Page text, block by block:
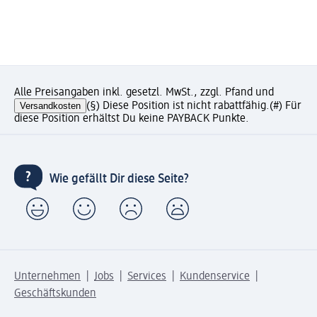
Alle Preisangaben inkl. gesetzl. MwSt., zzgl. Pfand und
Versandkosten (§) Diese Position ist nicht rabattfähig.(#) Für
diese Position erhältst Du keine PAYBACK Punkte.
Wie gefällt Dir diese Seite?
Unternehmen Jobs Services
Kundenservice
Geschäftskunden